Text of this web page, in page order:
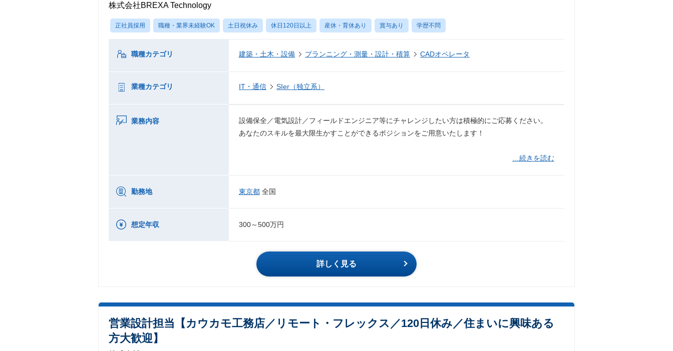
株式会社BREXA Technology
正社員採用 職種・業界未経験OK 土日祝休み 休日120日以上 産休・育休あり 賞与あり 学歴不問
職種カテゴリ 建築・土木・設備 プランニング・測量・設計・積算 CADオペレータ
業種カテゴリ IT・通信 SIer（独立系）
業務内容
設備保全／電気設計／フィールドエンジニア等にチャレンジしたい方は積極的にご応募ください。
あなたのスキルを最大限生かすことができるポジションをご用意いたします！
…続きを読む
勤務地 東京都 全国
想定年収 300～500万円
詳しく見る
営業設計担当【カウカモ工務店／リモート・フレックス／120日休み／住まいに興味ある
方大歓迎】